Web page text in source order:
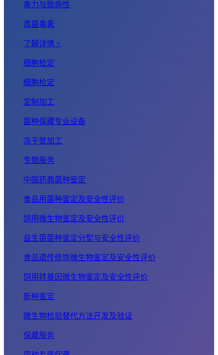
毒力与致病性
真菌毒素
了解详情 +
细胞检定
细胞检定
定制加工
菌种保藏专业设备
冻干管加工
专题服务
中国药典菌种鉴定
食品用菌种鉴定及安全性评价
饲用微生物鉴定及安全性评价
益生菌菌种鉴定分型与安全性评价
食品遗传修饰微生物鉴定及安全性评价
饲用转基因微生物鉴定及安全性评价
新种鉴定
微生物检验替代方法开发及验证
保藏服务